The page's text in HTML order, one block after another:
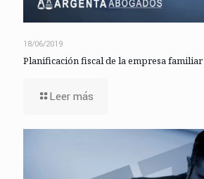
18/06/2019
Planificación fiscal de la empresa familiar
Leer más